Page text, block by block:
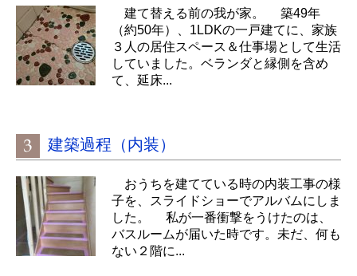
建て替える前の我が家。 築49年
（約50年）、1LDKの一戸建てに、家族
３人の居住スペース＆仕事場として生活
していました。ベランダと縁側を含め
て、延床...
建築過程（内装）
おうちを建てている時の内装工事の様
子を、スライドショーでアルバムにしま
した。 私が一番衝撃をうけたのは、
バスルームが届いた時です。未だ、何も
ない２階に...